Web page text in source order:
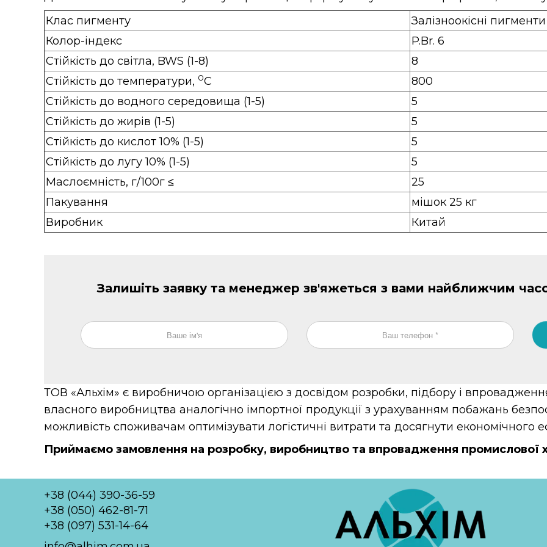
Клас пигменту
Залізноокісні пигменти
Колор-індекс
P.Br. 6
Стійкість до світла, BWS (1-8)
8
Стійкість до температури, 0С
800
Стійкість до водного середовища (1-5)
5
Стійкість до жирів (1-5)
5
Стійкість до кислот 10% (1-5)
5
Стійкість до лугу 10% (1-5)
5
Маслоємність, г/100г ≤
25
Пакування
мішок 25 кг
Виробник
Китай
Залишіть заявку та менеджер зв'яжеться з вами найближчим
ТОВ «Альхім» є виробничою організацією з досвідом розробки, підбору і
власного виробництва аналогічно імпортної продукції з урахуванням побажань
можливість споживачам оптимізувати логістичні витрати та досягнути економічного
Приймаємо замовлення на розробку, виробництво та впровадження промислової
+38 (044) 390-36-59
+38 (050) 462-81-71
+38 (097) 531-14-64